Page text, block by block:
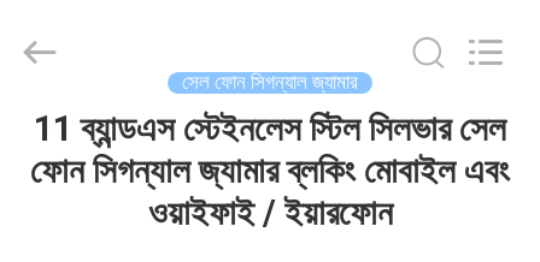
বাড়ি
ELECTRONICS(HK)
CO.,LTD.
সেল ফোন সিগন্যাল জ্যামার
11 ব্যান্ডএস স্টেইনলেস স্টিল সিলভার সেল
ফোন সিগন্যাল জ্যামার ব্লকিং মোবাইল এবং
ওয়াইফাই / ইয়ারফোন